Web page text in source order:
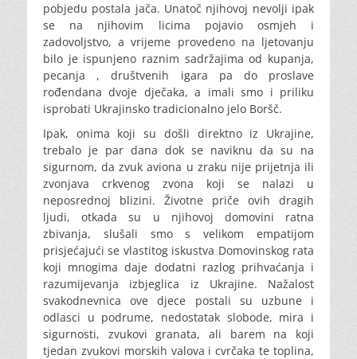
pobjedu postala jača. Unatoč njihovoj nevolji ipak
se na njihovim licima pojavio osmjeh i
zadovoljstvo, a vrijeme provedeno na ljetovanju
bilo je ispunjeno raznim sadržajima od kupanja,
pecanja , društvenih igara pa do proslave
rođendana dvoje dječaka, a imali smo i priliku
isprobati Ukrajinsko tradicionalno jelo Boršč.
Ipak, onima koji su došli direktno iz Ukrajine,
trebalo je par dana dok se naviknu da su na
sigurnom, da zvuk aviona u zraku nije prijetnja ili
zvonjava crkvenog zvona koji se nalazi u
neposrednoj blizini. Životne priče ovih dragih
ljudi, otkada su u njihovoj domovini ratna
zbivanja, slušali smo s velikom empatijom
prisjećajući se vlastitog iskustva Domovinskog rata
koji mnogima daje dodatni razlog prihvaćanja i
razumijevanja izbjeglica iz Ukrajine. Nažalost
svakodnevnica ove djece postali su uzbune i
odlasci u podrume, nedostatak slobode, mira i
sigurnosti, zvukovi granata, ali barem na koji
tjedan zvukovi morskih valova i cvrčaka te toplina,